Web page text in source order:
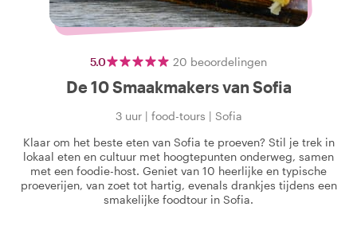
5.0 20 beoordelingen
De 10 Smaakmakers van Sofia
3 uur| food-tours | Sofia
Klaar om het beste eten van Sofia te proeven? Stil je trek in
lokaal eten en cultuur met hoogtepunten onderweg, samen
met een foodie-host. Geniet van 10 heerlijke en typische
proeverijen, van zoet tot hartig, evenals drankjes tijdens een
smakelijke foodtour in Sofia.